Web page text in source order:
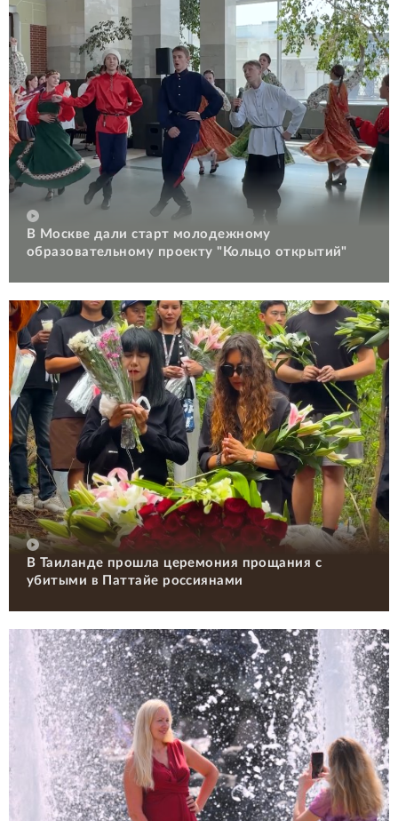
В Москве дали старт молодежному
образовательному проекту "Кольцо открытий"
В Таиланде прошла церемония прощания с
убитыми в Паттайе россиянами